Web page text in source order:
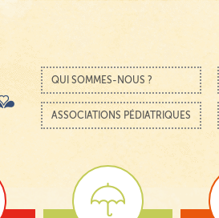
Menu
Passer au contenu
QUI SOMMES-NOUS ?
ASSOCIATIONS PÉDIATRIQUES